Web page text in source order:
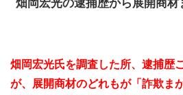
畑岡宏光の逮捕歴から展開商材
畑岡宏光氏を調査した所、逮捕歴
が、展開商材のどれもが「詐欺ま